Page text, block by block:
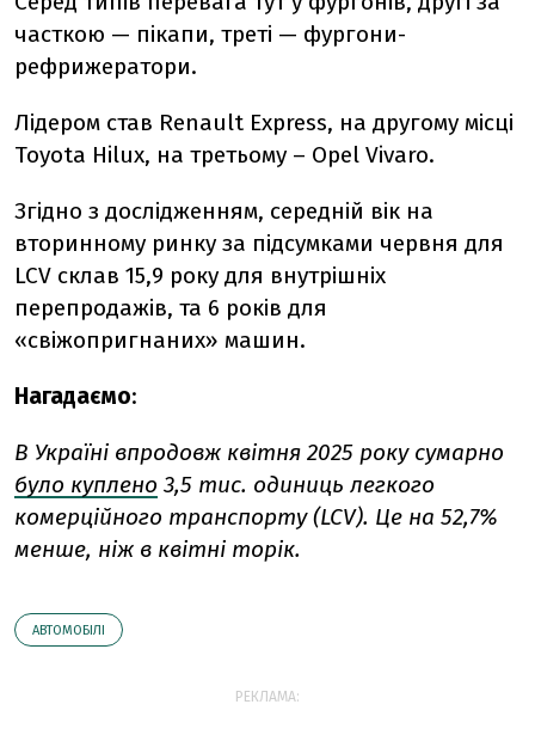
часткою — пікапи, треті — фургони-
рефрижератори.
Лідером став Renault Express, на другому місці
Toyota Hilux, на третьому – Opel Vivaro.
Згідно з дослідженням, середній вік на
вторинному ринку за підсумками червня для
LCV склав 15,9 року для внутрішніх
перепродажів, та 6 років для
«свіжопригнаних» машин.
Нагадаємо:
В Україні впродовж квітня 2025 року сумарно
було куплено 3,5 тис. одиниць легкого
комерційного транспорту (LCV). Це на 52,7%
менше, ніж в квітні торік.
АВТОМОБІЛІ
РЕКЛАМА: